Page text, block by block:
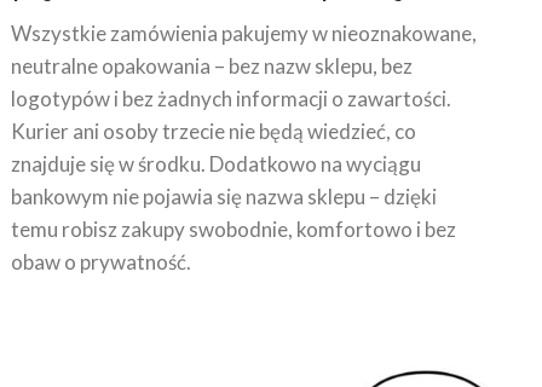
Wszystkie zamówienia pakujemy w nieoznakowane,
neutralne opakowania – bez nazw sklepu, bez
logotypów i bez żadnych informacji o zawartości.
Kurier ani osoby trzecie nie będą wiedzieć, co
znajduje się w środku. Dodatkowo na wyciągu
bankowym nie pojawia się nazwa sklepu – dzięki
temu robisz zakupy swobodnie, komfortowo i bez
obaw o prywatność.